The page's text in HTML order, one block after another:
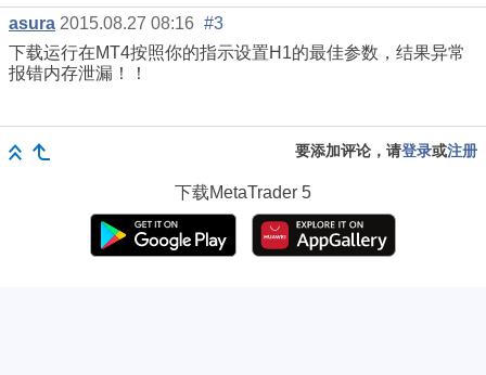
asura 2015.08.27 08:16 #3
下载运行在MT4按照你的指示设置H1的最佳参数，结果异常
报错内存泄漏！！
要添加评论，请登录或注册
下载MetaTrader 5